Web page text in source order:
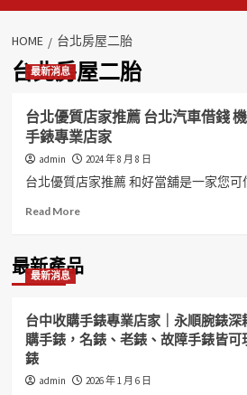
HOME 台北房屋二胎
台北房屋二胎
最新消息
台北優質店家推薦 台北汽車借錢
手錶專業店家
admin 2024 年 8 月 8 日
台北優質店家推薦 和好當舖是一家您可
Read MoreRead
台
北
質
店
家
薦
最新產品
最新消息
台中收購手錶專業店家｜永順腕錶
購手錶，名錶、老錶、故障手錶皆
錶
admin 2026 年 1 月 6 日